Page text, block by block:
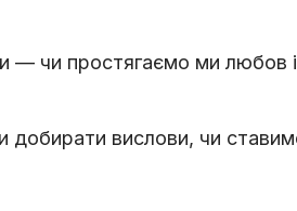
— чи простягаємо ми любов
добирати вислови, чи